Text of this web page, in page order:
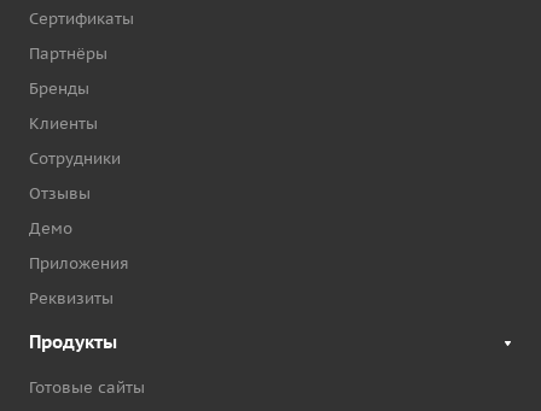
Сертификаты
Партнёры
Бренды
Клиенты
Сотрудники
Отзывы
Демо
Приложения
Реквизиты
Продукты
Готовые сайты